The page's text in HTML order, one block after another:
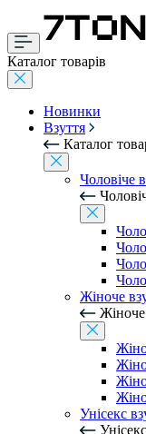
Каталог товарів
Новинки
Взуття
Каталог
Чоловіче
Жіноче
Жіноче
Унісекс